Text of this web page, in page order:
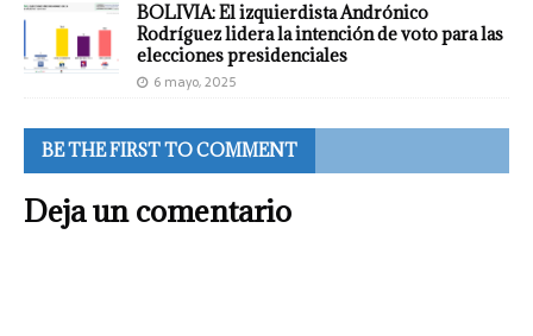
BOLIVIA: El izquierdista Andrónico
Rodríguez lidera la intención de voto para las
elecciones presidenciales
6 mayo, 2025
BE THE FIRST TO COMMENT
Deja un comentario